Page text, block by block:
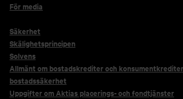
För media
Säkerhet
Skälighetsprincipen
Solvens
Allmänt om bostadskrediter och
bostadssäkerhet
Uppgifter om Aktias placerings- och fondtjänster